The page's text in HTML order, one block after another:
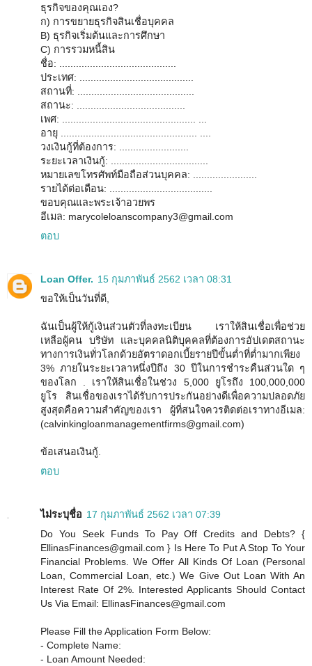
ธุรกิจของคุณเอง?
ก) การขยายธุรกิจสินเชื่อบุคคล
B) ธุรกิจเริ่มต้นและการศึกษา
C) การรวมหนี้สิน
ชื่อ: ..........................................
ประเทศ: .........................................
สถานที่: ..........................................
สถานะ: .......................................
เพศ: ................................................ ...
อายุ ................................................. ....
วงเงินกู้ที่ต้องการ: .........................
ระยะเวลาเงินกู้: ...................................
หมายเลขโทรศัพท์มือถือส่วนบุคคล: .......................
รายได้ต่อเดือน: .....................................
ขอบคุณและพระเจ้าอวยพร
อีเมล: marycoleloanscompany3@gmail.com
ตอบ
Loan Offer. 15 กุมภาพันธ์ 2562 เวลา 08:31
ขอให้เป็นวันที่ดี,
ฉันเป็นผู้ให้กู้เงินส่วนตัวที่ลงทะเบียน เราให้สินเชื่อเพื่อช่วย
เหลือผู้คน บริษัท และบุคคลนิติบุคคลที่ต้องการอัปเดตสถานะ
ทางการเงินทั่วโลกด้วยอัตราดอกเบี้ยรายปีขั้นต่ำที่ต่ำมากเพียง
3% ภายในระยะเวลาหนึ่งปีถึง 30 ปีในการชำระคืนส่วนใด ๆ
ของโลก . เราให้สินเชื่อในช่วง 5,000 ยูโรถึง 100,000,000
ยูโร สินเชื่อของเราได้รับการประกันอย่างดีเพื่อความปลอดภัย
สูงสุดคือความสำคัญของเรา ผู้ที่สนใจควรติดต่อเราทางอีเมล:
(calvinkingloanmanagementfirms@gmail.com)
ข้อเสนอเงินกู้.
ตอบ
ไม่ระบุชื่อ 17 กุมภาพันธ์ 2562 เวลา 07:39
Do You Seek Funds To Pay Off Credits and Debts? {
EllinasFinances@gmail.com } Is Here To Put A Stop To Your
Financial Problems. We Offer All Kinds Of Loan (Personal
Loan, Commercial Loan, etc.) We Give Out Loan With An
Interest Rate Of 2%. Interested Applicants Should Contact
Us Via Email: EllinasFinances@gmail.com
Please Fill the Application Form Below:
- Complete Name:
- Loan Amount Needed: